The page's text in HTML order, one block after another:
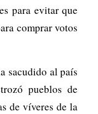
para evitar que
comprar votos
sacudido al país
pueblos de
de víveres de la